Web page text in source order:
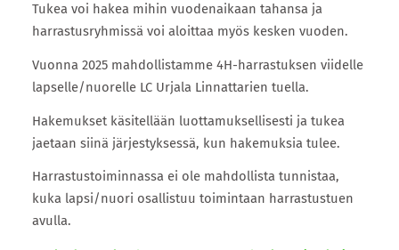
Tukea voi hakea mihin vuodenaikaan tahansa ja
harrastusryhmissä voi aloittaa myös kesken vuoden.
Vuonna 2025 mahdollistamme 4H-harrastuksen viidelle
lapselle/nuorelle LC Urjala Linnattarien tuella.
Hakemukset käsitellään luottamuksellisesti ja tukea
jaetaan siinä järjestyksessä, kun hakemuksia tulee.
Harrastustoiminnassa ei ole mahdollista tunnistaa,
kuka lapsi/nuori osallistuu toimintaan harrastustuen
avulla.